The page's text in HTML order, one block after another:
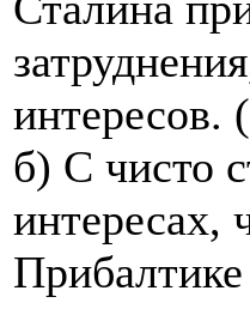
интересов.
б) С чисто
интересах,